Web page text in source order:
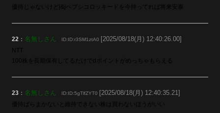
優待じゃないけどj&jペプシコロッキードを今持ってれば将来安泰
22 ： 名無しさん ID:ID:r3SM1ztA0 [2025/08/18(月) 12:40:26.00]
NTT
100株を長期保有してるだけでdポイントがめっちゃもらえる
23 ： 名無しさん ID:ID:5gTlfZYT0 [2025/08/18(月) 12:40:35.21]
優待ばらまかないと維持できない株は買わないほうがいい